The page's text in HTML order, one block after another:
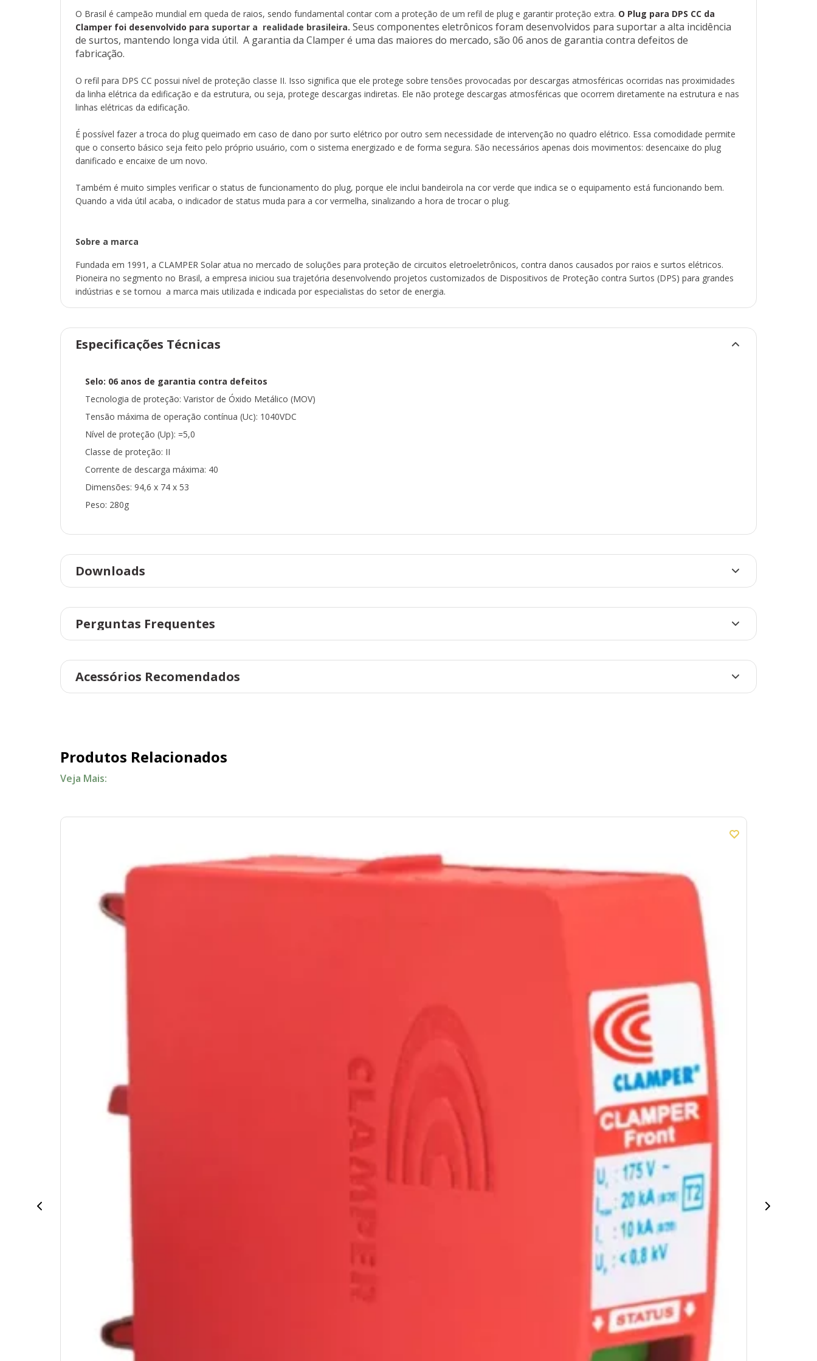
com a proteção de um refil de plug e garantir proteção extra.
O Plug para DPS CC da Clamper foi desenvolvido para
suportar a realidade brasileira.
Seus componentes eletrônicos foram desenvolvidos para
garantia da Clamper é uma das maiores do mercado, são 06 anos
de garantia contra defeitos de fabricação.
protege sobre tensões provocadas por descargas atmosféricas ocorridas
nas proximidades da linha elétrica da edificação e da estrutura, ou seja,
protege descargas indiretas. Ele não protege descargas atmosféricas que
É possível fazer a troca do plug queimado em caso de dano por surto
Também é muito simples verificar o status de funcionamento do plug,
porque ele inclui bandeirola na cor verde que indica se o equipamento está
O Brasil é campeão mundial em queda de raios, sendo fundamental contar com a proteção de um refil de plug e garantir proteção extra. O Plug para DPS CC da
Clamper foi desenvolvido para suportar a realidade brasileira. Seus componentes eletrônicos foram desenvolvidos para suportar a alta incidência
de surtos, mantendo longa vida útil. A garantia da Clamper é uma das maiores do mercado, são 06 anos de garantia contra defeitos de
fabricação.
O refil para DPS CC possui nível de proteção classe II. Isso significa que ele protege sobre tensões provocadas por descargas atmosféricas ocorridas nas proximidades
da linha elétrica da edificação e da estrutura, ou seja, protege descargas indiretas. Ele não protege descargas atmosféricas que ocorrem diretamente na estrutura e nas
linhas elétricas da edificação.
É possível fazer a troca do plug queimado em caso de dano por surto elétrico por outro sem necessidade de intervenção no quadro elétrico. Essa comodidade permite
que o conserto básico seja feito pelo próprio usuário, com o sistema energizado e de forma segura. São necessários apenas dois movimentos: desencaixe do plug
danificado e encaixe de um novo.
Também é muito simples verificar o status de funcionamento do plug, porque ele inclui bandeirola na cor verde que indica se o equipamento está funcionando bem.
Quando a vida útil acaba, o indicador de status muda para a cor vermelha, sinalizando a hora de trocar o plug.
Sobre a marca
Fundada em 1991, a CLAMPER Solar atua no mercado de soluções para proteção de circuitos eletroeletrônicos, contra danos causados por raios e surtos elétricos.
Pioneira no segmento no Brasil, a empresa iniciou sua trajetória desenvolvendo projetos customizados de Dispositivos de Proteção contra Surtos (DPS) para grandes
indústrias e se tornou a marca mais utilizada e indicada por especialistas do setor de energia.
Especificações Técnicas
Selo: 06 anos de garantia contra defeitos
Tecnologia de proteção: Varistor de Óxido Metálico (MOV)
Tensão máxima de operação contínua (Uc): 1040VDC
Nível de proteção (Up): =5,0
Classe de proteção: II
Corrente de descarga máxima: 40
Dimensões: 94,6 x 74 x 53
Peso: 280g
Downloads
Perguntas Frequentes
Acessórios Recomendados
Produtos Relacionados
Veja Mais: